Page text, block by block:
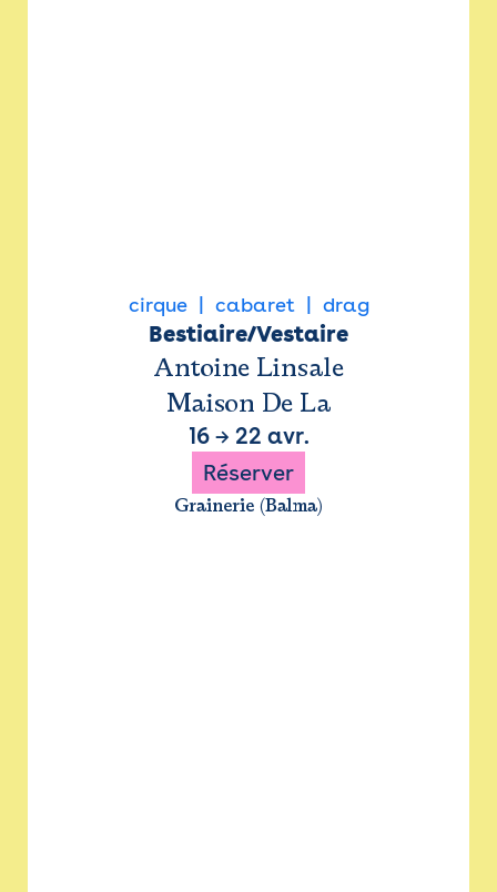
cirque cabaret drag
Bestiaire/Vestaire
Antoine Linsale
Maison De La
16→ 22 avr.
Réserver
Grainerie (Balma)